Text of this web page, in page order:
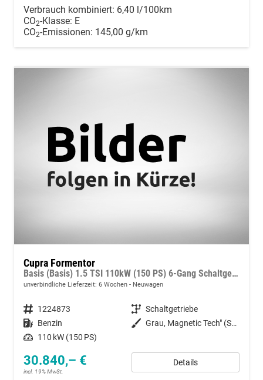
Verbrauch kombiniert: 6,40 l/100km
CO2-Klasse: E
CO2-Emissionen: 145,00 g/km
Cupra Formentor
Basis (Basis) 1.5 TSI 110kW (150 PS) 6-Gang Schaltgetriebe
unverbindliche Lieferzeit: 6 Wochen Neuwagen
Fahrzeugnummer 1224873 Getriebe Schaltgetriebe
Kraftstoff Benzin Außenfarbe
Grau, Magnetic Tech" (S7)"
Leistung 110 kW (150 PS)
30.840,– €
incl. 19% MwSt.
Details